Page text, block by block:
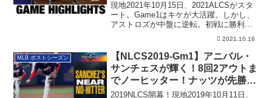
現地2021年10月15日、2021ALCSがスタ
ート。Game1はキケが大活躍。しかし、
アストロズが中盤に逆転。初戦に勝利し
2021.10.16
MLB ポストシーズン
【NLCS2019-Gm1】アニバル・
サンチェスが輝く！8回2アウトま
でノーヒッター！ナッツが先勝！
（追記あり）
2019NLCS開幕！現地2019年10月11日、